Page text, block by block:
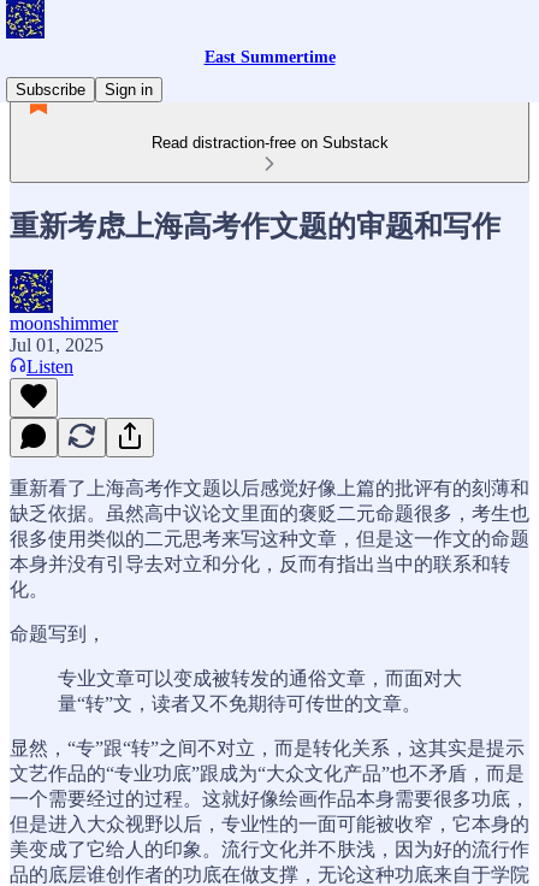
East Summertime
Subscribe
Sign in
Read distraction-free on Substack
重新考虑上海高考作文题的审题和写作
moonshimmer
Jul 01, 2025
Listen
重新看了上海高考作文题以后感觉好像上篇的批评有的刻薄和
缺乏依据。虽然高中议论文里面的褒贬二元命题很多，考生也
很多使用类似的二元思考来写这种文章，但是这一作文的命题
本身并没有引导去对立和分化，反而有指出当中的联系和转
化。
命题写到，
专业文章可以变成被转发的通俗文章，而面对大
量“转”文，读者又不免期待可传世的文章。
显然，“专”跟“转”之间不对立，而是转化关系，这其实是提示
文艺作品的“专业功底”跟成为“大众文化产品”也不矛盾，而是
一个需要经过的过程。这就好像绘画作品本身需要很多功底，
但是进入大众视野以后，专业性的一面可能被收窄，它本身的
美变成了它给人的印象。流行文化并不肤浅，因为好的流行作
品的底层谁创作者的功底在做支撑，无论这种功底来自于学院